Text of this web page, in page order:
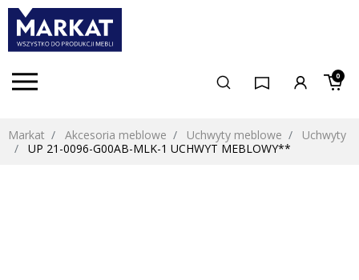
0
Markat Akcesoria meblowe Uchwyty meblowe
Uchwyty
UP 21-0096-G00AB-MLK-1 UCHWYT MEBLOWY**